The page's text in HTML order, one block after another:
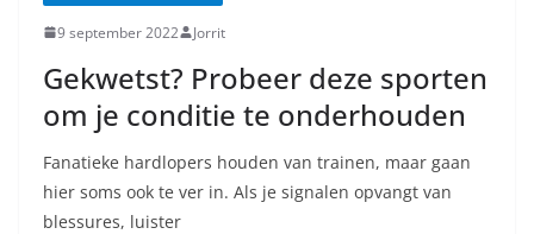
9 september 2022 Jorrit
Gekwetst? Probeer deze sporten
om je conditie te onderhouden
Fanatieke hardlopers houden van trainen, maar gaan
hier soms ook te ver in. Als je signalen opvangt van
blessures, luister